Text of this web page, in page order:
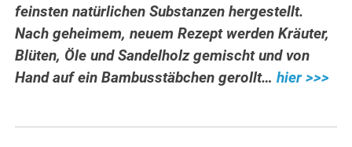
feinsten natürlichen Substanzen hergestellt.
Nach geheimem, neuem Rezept werden Kräuter,
Blüten, Öle und Sandelholz gemischt und von
Hand auf ein Bambusstäbchen gerollt…hier >>>